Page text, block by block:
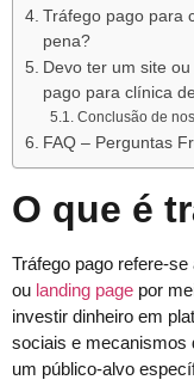
Tráfego pago para
pena?
Devo ter um site
pago para clínica
Conclusão de
FAQ – Perguntas
O que é
Tráfego pago refere-
ou landing page por
investir dinheiro em
sociais e mecanismos
um público-alvo